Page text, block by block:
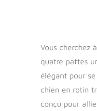
Vous cherchez
quatre pattes
élégant pour
chien en rotin
conçu pour